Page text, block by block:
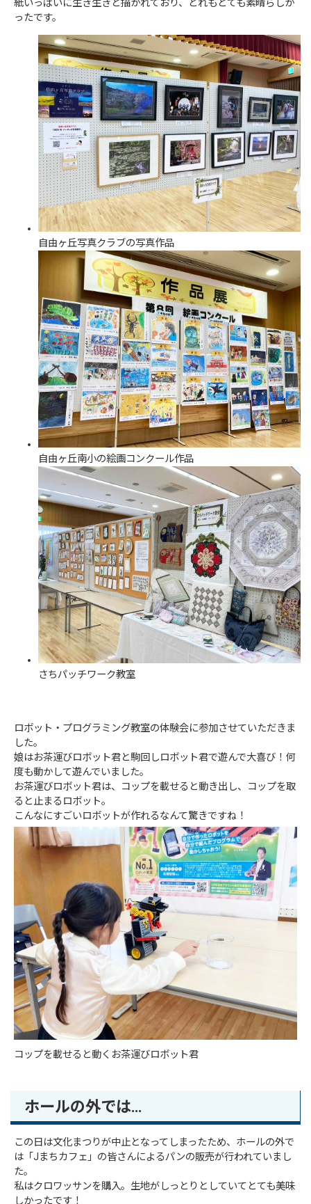
紙いっぱいに生き生きと描かれており、どれもとても素晴らしか
ったです。
自由ヶ丘写真クラブの写真作品
自由ヶ丘南小の絵画コンクール作品
さちパッチワーク教室
ロボット・プログラミング教室の体験会に参加させていただきま
した。
娘はお茶運びロボット君と駒回しロボット君で遊んで大喜び！何
度も動かして遊んでいました。
お茶運びロボット君は、コップを載せると動き出し、コップを取
ると止まるロボット。
こんなにすごいロボットが作れるなんて驚きですね！
コップを載せると動くお茶運びロボット君
ホールの外では…
この日は文化まつりが中止となってしまったため、ホールの外で
は「Jまちカフェ」の皆さんによるパンの販売が行われていまし
た。
私はクロワッサンを購入。生地がしっとりとしていてとても美味
しかったです！